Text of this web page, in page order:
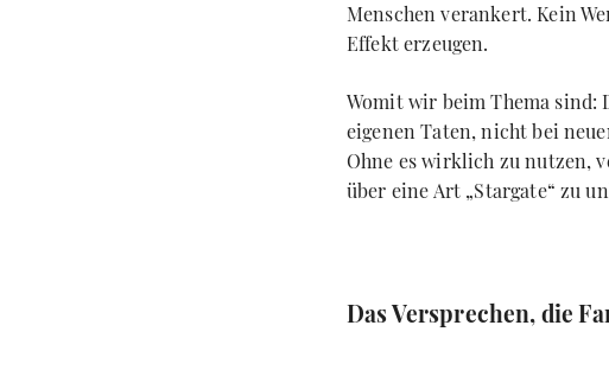
Menschen verankert. Kein
Effekt erzeugen.
Womit wir beim Thema sind:
eigenen Taten, nicht bei
Ohne es wirklich zu nutzen,
über eine Art „Stargate“ zu
Das Versprechen, die